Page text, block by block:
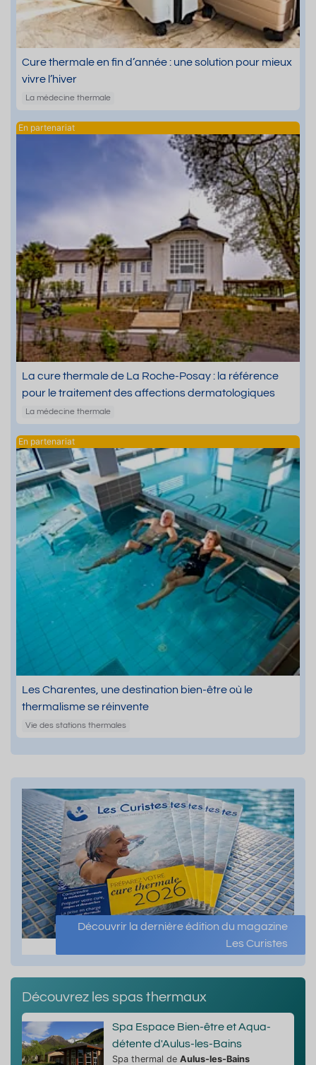
Cure thermale en fin d’année : une solution pour mieux
vivre l’hiver
La médecine thermale
La cure thermale de La Roche-Posay : la référence
pour le traitement des affections dermatologiques
La médecine thermale
Les Charentes, une destination bien-être où le
thermalisme se réinvente
Vie des stations thermales
Découvrir la dernière édition du magazine
Les Curistes
Découvrez les spas thermaux
Spa Espace Bien-être et Aqua-
détente d'Aulus-les-Bains
Spa thermal de Aulus-les-Bains